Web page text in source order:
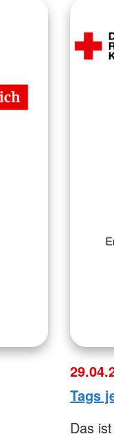
Tags
Das